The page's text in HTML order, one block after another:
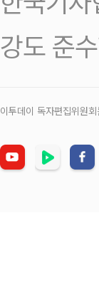
강도 준
이투데이 독자편집위원